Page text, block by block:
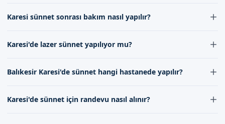
hizmet, ailelerin rahat bir ortamda sünnet işlemini
Karesi sünnet sonrası bakım nasıl yapılır?
hızlandırmak için oldukça önemlidir. Temizlik ve doktor
Karesi'de lazer sünnet yapılıyor mu?
daha az kanama ve hızlı iyileşme sağlar.
Balıkesir Karesi'de sünnet hangi hastanede yapılır?
tarafından klinikte gerçekleştirilir.
Karesi'de sünnet için randevu nasıl alınır?